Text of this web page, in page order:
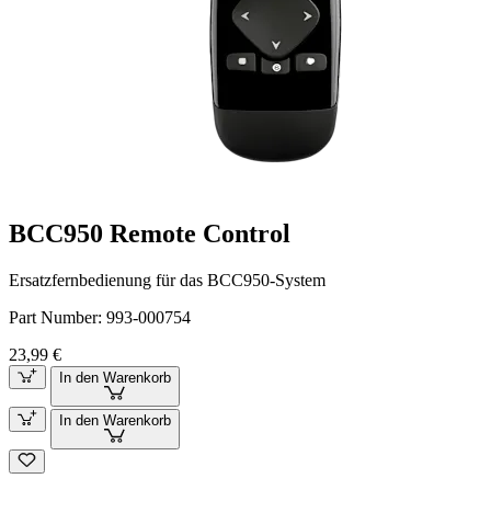
BCC950 Remote Control
Ersatzfernbedienung für das BCC950-System
Part Number: 993-000754
23,99 €
In den Warenkorb
In den Warenkorb